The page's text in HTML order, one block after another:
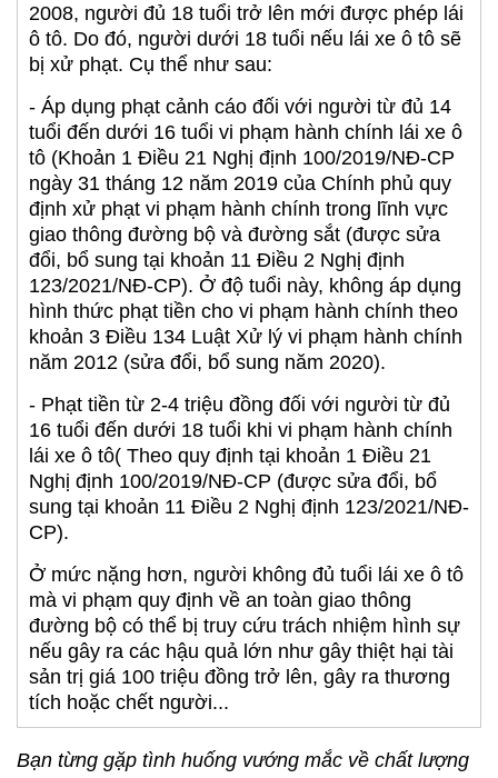
2008, người đủ 18 tuổi trở lên mới được phép lái
ô tô. Do đó, người dưới 18 tuổi nếu lái xe ô tô sẽ
bị xử phạt. Cụ thể như sau:
- Áp dụng phạt cảnh cáo đối với người từ đủ 14
tuổi đến dưới 16 tuổi vi phạm hành chính lái xe ô
tô (Khoản 1 Điều 21 Nghị định 100/2019/NĐ-CP
ngày 31 tháng 12 năm 2019 của Chính phủ quy
định xử phạt vi phạm hành chính trong lĩnh vực
giao thông đường bộ và đường sắt (được sửa
đổi, bổ sung tại khoản 11 Điều 2 Nghị định
123/2021/NĐ-CP). Ở độ tuổi này, không áp dụng
hình thức phạt tiền cho vi phạm hành chính theo
khoản 3 Điều 134 Luật Xử lý vi phạm hành chính
năm 2012 (sửa đổi, bổ sung năm 2020).
- Phạt tiền từ 2-4 triệu đồng đối với người từ đủ
16 tuổi đến dưới 18 tuổi khi vi phạm hành chính
lái xe ô tô( Theo quy định tại khoản 1 Điều 21
Nghị định 100/2019/NĐ-CP (được sửa đổi, bổ
sung tại khoản 11 Điều 2 Nghị định 123/2021/NĐ-
CP).
Ở mức nặng hơn, người không đủ tuổi lái xe ô tô
mà vi phạm quy định về an toàn giao thông
đường bộ có thể bị truy cứu trách nhiệm hình sự
nếu gây ra các hậu quả lớn như gây thiệt hại tài
sản trị giá 100 triệu đồng trở lên, gây ra thương
tích hoặc chết người...
Bạn từng gặp tình huống vướng mắc về chất lượng